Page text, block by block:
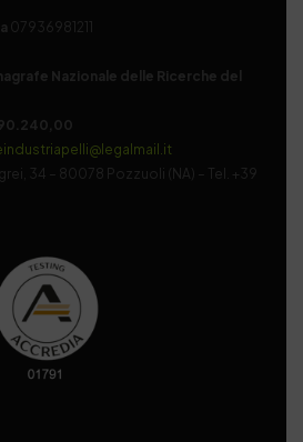
07936981211
Nazionale delle Ricerche del
34 – 80078 Pozzuoli (NA) – Tel. +39